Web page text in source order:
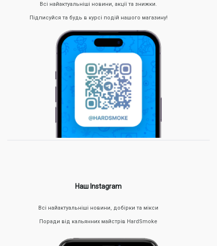
Всі найактуальніші новини, акції та знижки.
Підписуйся та будь в курсі подій нашого магазину!
Наш Instagram
Всі найактуальніші новини, добірки та мікси
Поради від кальянних майстрів HardSmoke